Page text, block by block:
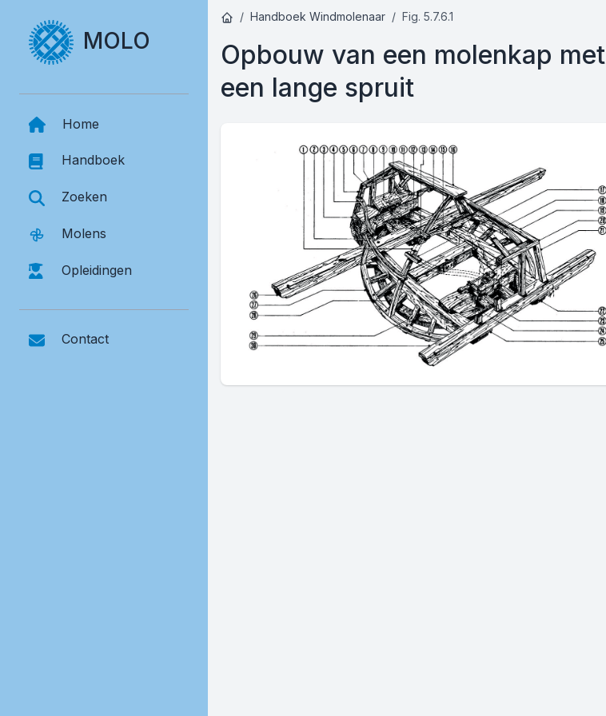
MOLO
Home
Handboek
Zoeken
Molens
Opleidingen
Contact
Handboek Windmolenaar Fig. 5.7.6.1
Opbouw van een molenkap met
een lange spruit